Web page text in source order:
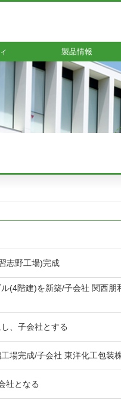
製品情報
志野工場)完成
(4階建)を新築/子会社 関西
、子会社とする
場完成/子会社 東洋化工包装
社となる